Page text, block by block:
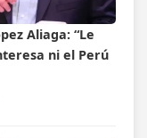
Aliaga: “Le
ni el Perú